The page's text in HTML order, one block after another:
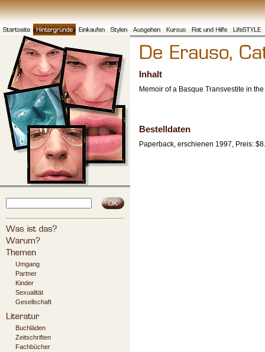
Umgang
Partner
Kinder
Sexualität
Gesellschaft
Buchläden
Zeitschriften
Fachbücher
Inhalt
Memoir of a Basque Transvestite in
Bestelldaten
Paperback, erschienen 1997, Preis: